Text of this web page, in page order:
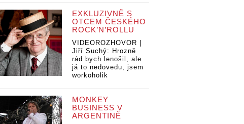
EXKLUZIVNĚ S
OTCEM ČESKÉHO
ROCK’N’ROLLU
VIDEOROZHOVOR |
Jiří Suchý: Hrozně
rád bych lenošil, ale
já to nedovedu, jsem
workoholik
MONKEY
BUSINESS V
ARGENTINĚ